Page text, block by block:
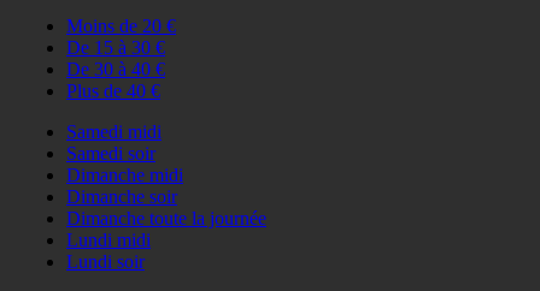
Moins de 20 €
De 15 à 30 €
De 30 à 40 €
Plus de 40 €
Samedi midi
Samedi soir
Dimanche midi
Dimanche soir
Dimanche toute la journée
Lundi midi
Lundi soir